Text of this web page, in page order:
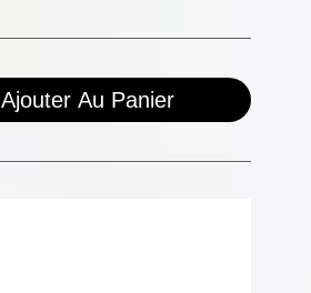
Ajouter Au Panier